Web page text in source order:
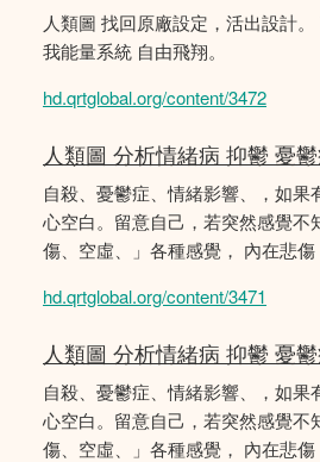
人類圖 找回原廠設定，活出設計
我能量系統 自由飛翔。
hd.qrtglobal.org/content/3472
人類圖 分析情緒病 抑鬱 憂
自殺、憂鬱症、情緒影響、，如果
心空白。留意自己，若突然感覺不
傷、空虛、」各種感覺， 內在悲傷
hd.qrtglobal.org/content/3471
人類圖 分析情緒病 抑鬱 憂
自殺、憂鬱症、情緒影響、，如果
心空白。留意自己，若突然感覺不
傷、空虛、」各種感覺， 內在悲傷